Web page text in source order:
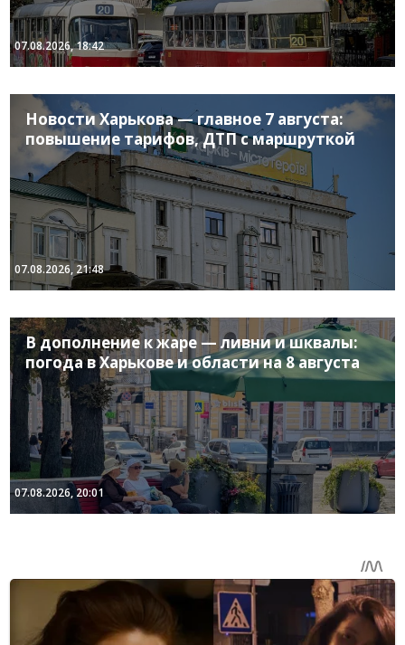
07.08.2026, 18:42
Новости Харькова — главное 7 августа:
повышение тарифов, ДТП с маршруткой
07.08.2026, 21:48
В дополнение к жаре — ливни и шквалы:
погода в Харькове и области на 8 августа
07.08.2026, 20:01